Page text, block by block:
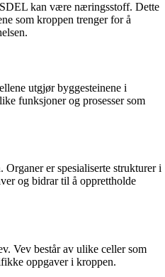
kan være næringsstoff. Dette
som kroppen trenger for å
utgjør byggesteinene i
funksjoner og prosesser som
er spesialiserte strukturer i
og bidrar til å opprettholde
Vev består av ulike celler som
oppgaver i kroppen.